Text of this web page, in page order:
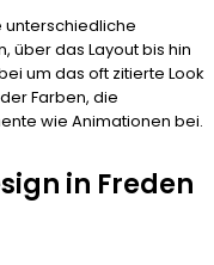
unterschiedliche
über das Layout bis hin
um das oft zitierte Look
Farben, die
wie Animationen bei.
in Freden